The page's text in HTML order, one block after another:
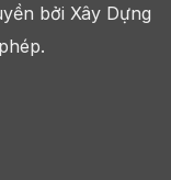
bởi Xây Dựng